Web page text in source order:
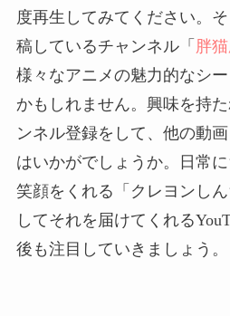
度再生してみてください。
稿しているチャンネル「 胖
様々なアニメの魅力的なシ
かもしれません。興味を持
ンネル登録をして、他の動
はいかがでしょうか。日常
笑顔をくれる「クレヨンし
してそれを届けてくれる
後も注目していきましょう。